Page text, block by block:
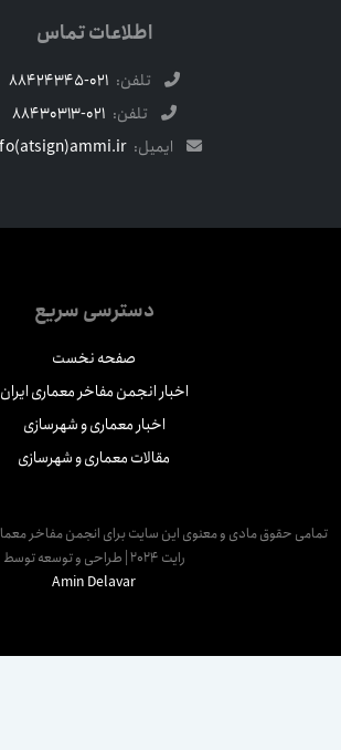
اطلاعات تماس
تلفن: 021-88424345
تلفن: 021-88430313
ایمیل: info(atsign)ammi.ir
دسترسی سریع
صفحه نخست
اخبار انجمن مفاخر معماری ایران
اخبار معماری و شهرسازی
مقالات معماری و شهرسازی
حقوق مادی و معنوی این سایت برای انجمن مفاخر
رایت 2024 | طراحی و توسعه توسط
Amin Delavar